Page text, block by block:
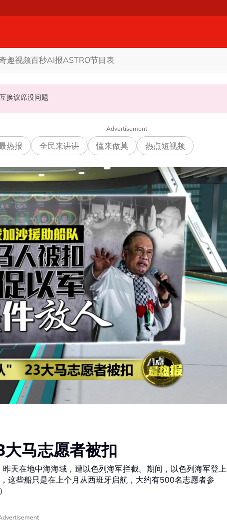
趣视频百秒AI报ASTRO节目表
投注站女职员遭纵火 全身50%烧伤
为去当马华总会长
合作模式 国盟: 协商互换议席没问题
Advertisement
热报 全民来讲讲 懂来做莫 热点短视频
马志愿者被扣
天在地中海海域，遭以色列海军拦截。期间，以色列海军登上
这些船只是在上个月从西班牙启航，大约有500名志愿者参